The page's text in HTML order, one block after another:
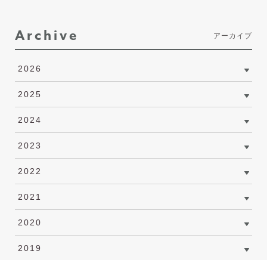
Archive アーカイブ
2026
2025
2024
2023
2022
2021
2020
2019